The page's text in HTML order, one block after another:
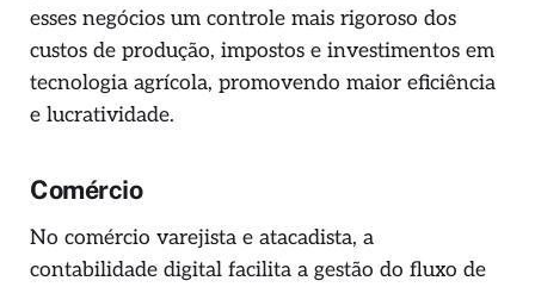
esses negócios um controle mais rigoroso dos
custos de produção, impostos e investimentos em
tecnologia agrícola, promovendo maior eficiência
e lucratividade.
Comércio
No comércio varejista e atacadista, a
contabilidade digital facilita a gestão do fluxo de